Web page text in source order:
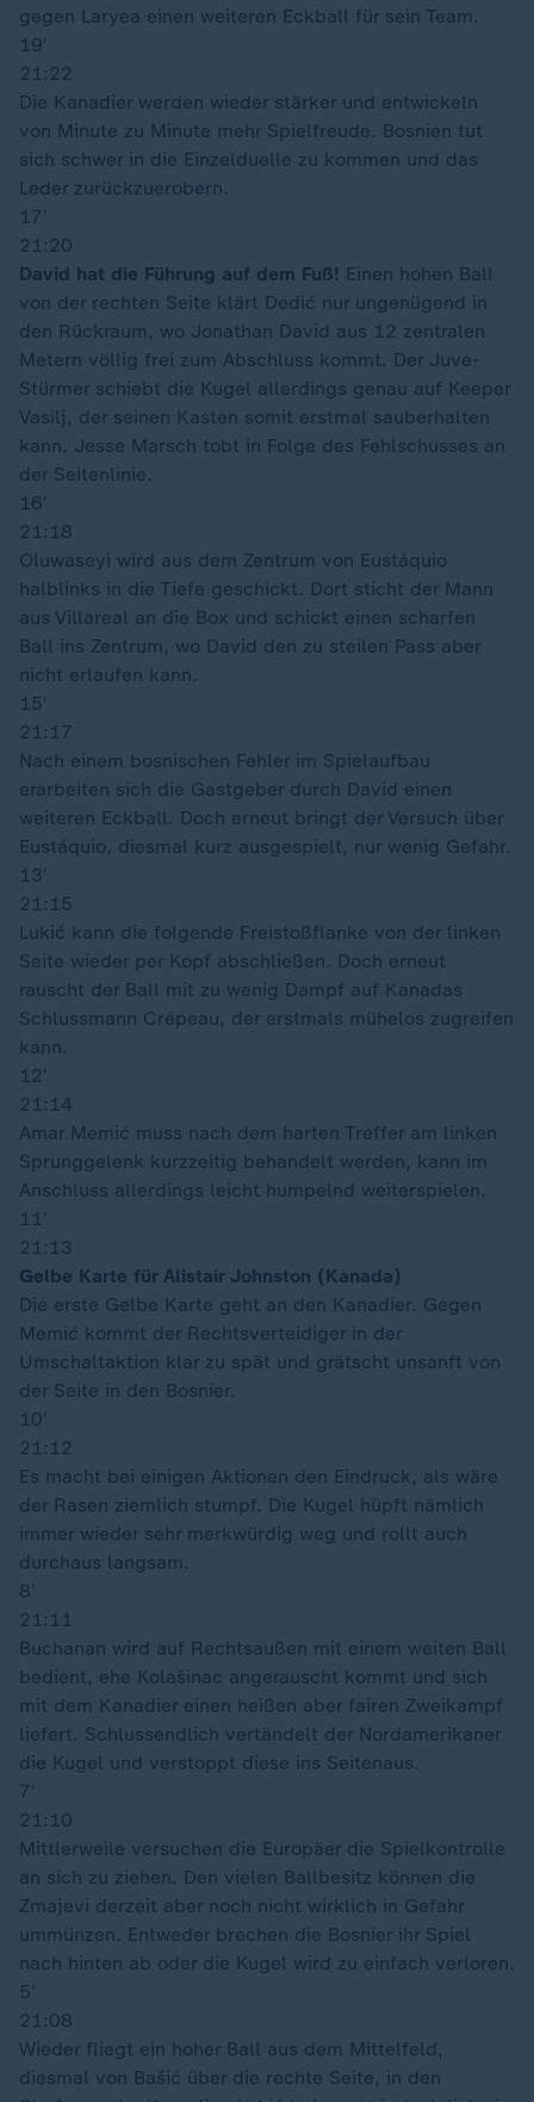
gegen Laryea einen weiteren Eckball für sein Team.
19′
21:22
Die Kanadier werden wieder stärker und entwickeln
von Minute zu Minute mehr Spielfreude. Bosnien tut
sich schwer in die Einzelduelle zu kommen und das
Leder zurückzuerobern.
17′
21:20
David hat die Führung auf dem Fuß! Einen hohen Ball
von der rechten Seite klärt Dedić nur ungenügend in
den Rückraum, wo Jonathan David aus 12 zentralen
Metern völlig frei zum Abschluss kommt. Der Juve-
Stürmer schiebt die Kugel allerdings genau auf Keeper
Vasilj, der seinen Kasten somit erstmal sauberhalten
kann. Jesse Marsch tobt in Folge des Fehlschusses an
der Seitenlinie.
16′
21:18
Oluwaseyi wird aus dem Zentrum von Eustáquio
halblinks in die Tiefe geschickt. Dort sticht der Mann
aus Villareal an die Box und schickt einen scharfen
Ball ins Zentrum, wo David den zu steilen Pass aber
nicht erlaufen kann.
15′
21:17
Nach einem bosnischen Fehler im Spielaufbau
erarbeiten sich die Gastgeber durch David einen
weiteren Eckball. Doch erneut bringt der Versuch über
Eustáquio, diesmal kurz ausgespielt, nur wenig Gefahr.
13′
21:15
Lukić kann die folgende Freistoßflanke von der linken
Seite wieder per Kopf abschließen. Doch erneut
rauscht der Ball mit zu wenig Dampf auf Kanadas
Schlussmann Crépeau, der erstmals mühelos zugreifen
kann.
12′
21:14
Amar Memić muss nach dem harten Treffer am linken
Sprunggelenk kurzzeitig behandelt werden, kann im
Anschluss allerdings leicht humpelnd weiterspielen.
11′
21:13
Gelbe Karte für Alistair Johnston (Kanada)
Die erste Gelbe Karte geht an den Kanadier. Gegen
Memić kommt der Rechtsverteidiger in der
Umschaltaktion klar zu spät und grätscht unsanft von
der Seite in den Bosnier.
10′
21:12
Es macht bei einigen Aktionen den Eindruck, als wäre
der Rasen ziemlich stumpf. Die Kugel hüpft nämlich
immer wieder sehr merkwürdig weg und rollt auch
durchaus langsam.
8′
21:11
Buchanan wird auf Rechtsaußen mit einem weiten Ball
bedient, ehe Kolašinac angerauscht kommt und sich
mit dem Kanadier einen heißen aber fairen Zweikampf
liefert. Schlussendlich vertändelt der Nordamerikaner
die Kugel und verstoppt diese ins Seitenaus.
7′
21:10
Mittlerweile versuchen die Europäer die Spielkontrolle
an sich zu ziehen. Den vielen Ballbesitz können die
Zmajevi derzeit aber noch nicht wirklich in Gefahr
ummünzen. Entweder brechen die Bosnier ihr Spiel
nach hinten ab oder die Kugel wird zu einfach verloren.
5′
21:08
Wieder fliegt ein hoher Ball aus dem Mittelfeld,
diesmal von Bašić über die rechte Seite, in den